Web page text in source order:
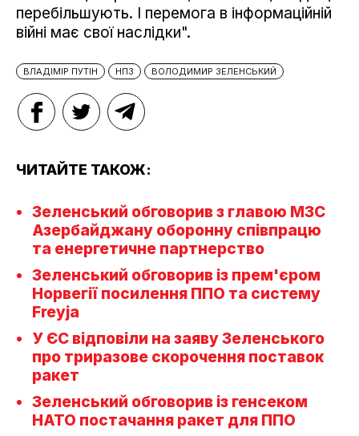
перебільшують. І перемога в інформаційній
війні має свої наслідки".
ВЛАДІМІР ПУТІН НПЗ ВОЛОДИМИР ЗЕЛЕНСЬКИЙ
ЧИТАЙТЕ ТАКОЖ:
Зеленський обговорив з главою МЗС
Азербайджану оборонну співпрацю
та енергетичне партнерство
Зеленський обговорив із прем'єром
Норвегії посилення ППО та систему
Freyja
У ЄС відповіли на заяву Зеленського
про триразове скорочення поставок
ракет
Зеленський обговорив із генсеком
НАТО постачання ракет для ППО